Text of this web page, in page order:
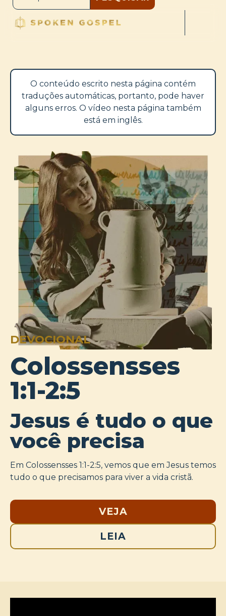
O conteúdo escrito nesta página contém
traduções automáticas, portanto, pode haver
alguns erros. O vídeo nesta página também
está em inglês.
DEVOCIONAL
Colossensses
1:1-2:5
Jesus é tudo o que
você precisa
Em Colossensses 1:1-2:5, vemos que em Jesus temos
tudo o que precisamos para viver a vida cristã.
VEJA
LEIA